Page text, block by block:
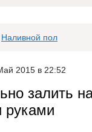
Наливной пол
2015 в 22:52
залить
руками